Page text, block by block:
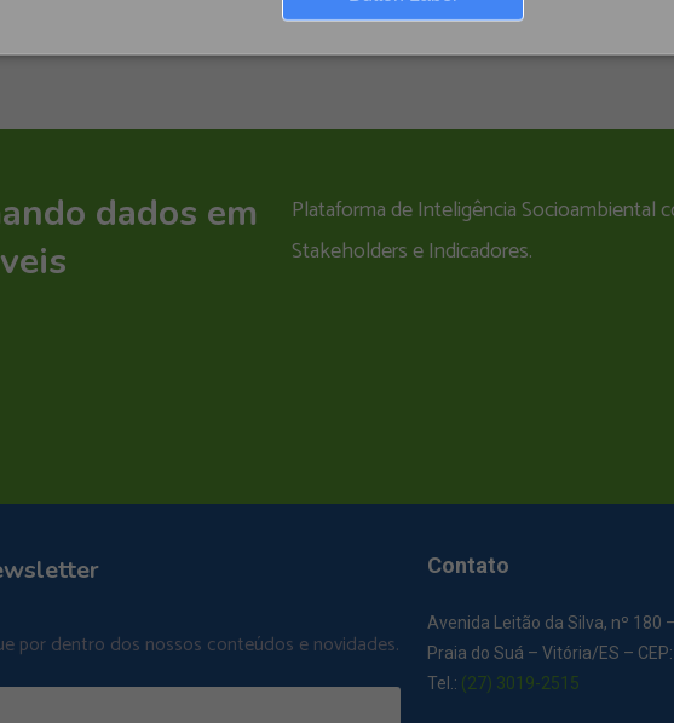
dados em
Plataforma de Inteligência Socioambiental
Stakeholders e Indicadores.
por dentro dos nossos conteúdos e novidades.
Contato
Avenida Leitão da Silva, nº 180
Praia do Suá – Vitória/ES –
Tel.: (27) 3019-2515